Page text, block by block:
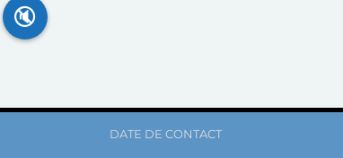
DATE DE CONTACT
🔇